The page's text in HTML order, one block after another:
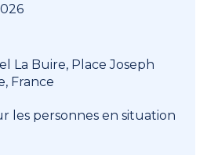
La Buire, Place Joseph
France
les personnes en situation